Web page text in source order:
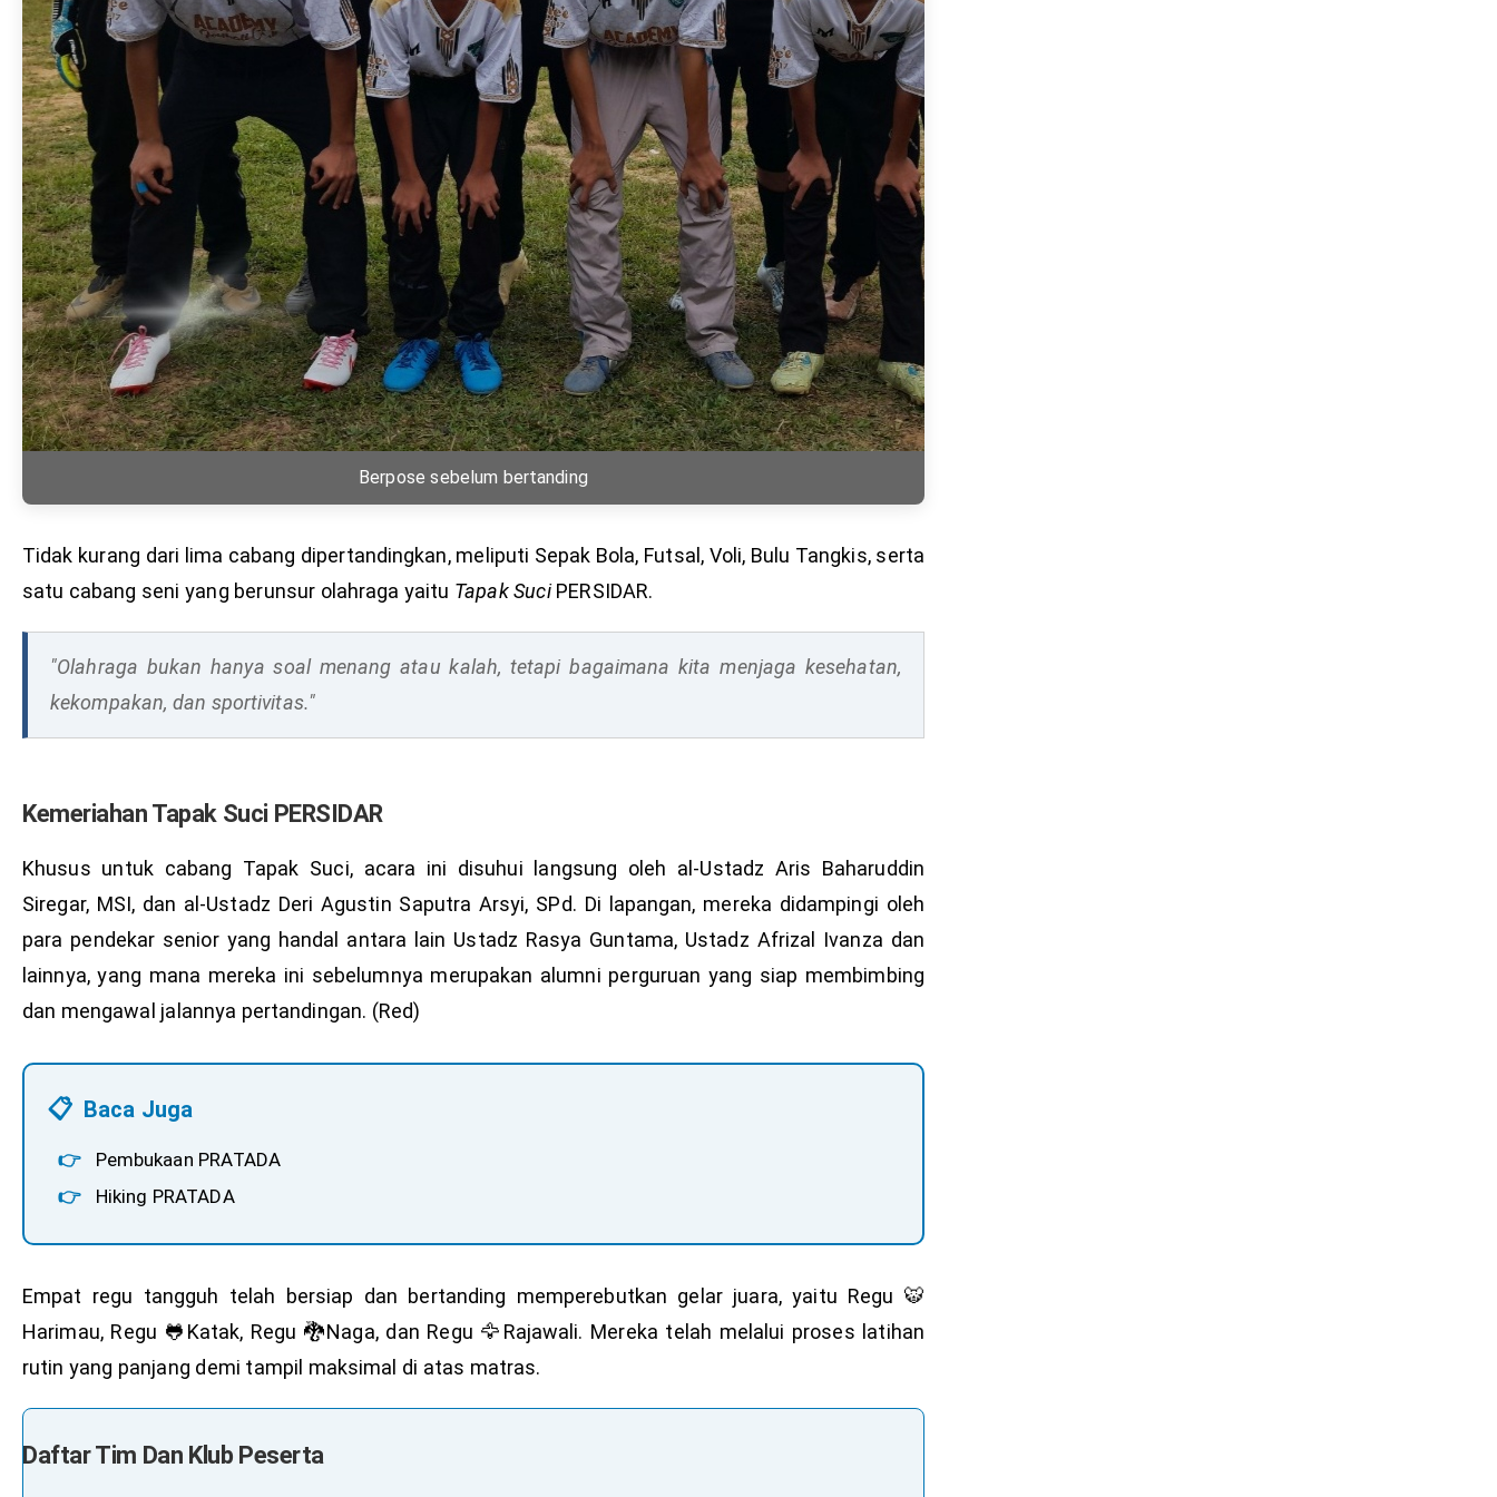
Berpose sebelum bertanding
Tidak kurang dari lima cabang dipertandingkan, meliputi Sepak Bola, Futsal, Voli, Bulu Tangkis, serta
satu cabang seni yang berunsur olahraga yaitu Tapak SuciPERSIDAR.
"Olahraga bukan hanya soal menang atau kalah, tetapi bagaimana kita menjaga kesehatan,
kekompakan, dan sportivitas."
Kemeriahan Tapak Suci PERSIDAR
Khusus untuk cabang Tapak Suci, acara ini disuhui langsung oleh al-Ustadz Aris Baharuddin
Siregar, MSI, dan al-Ustadz Deri Agustin Saputra Arsyi, SPd. Di lapangan, mereka didampingi oleh
para pendekar senior yang handal antara lain Ustadz Rasya Guntama, Ustadz Afrizal Ivanza dan
lainnya, yang mana mereka ini sebelumnya merupakan alumni perguruan yang siap membimbing
dan mengawal jalannya pertandingan. (Red)
📋 Baca Juga
👉
Pembukaan PRATADA
👉
Hiking PRATADA
Empat regu tangguh telah bersiap dan bertanding memperebutkan gelar juara, yaitu Regu 🐯
Harimau, Regu 🐸Katak, Regu 🐉Naga, dan Regu 🦅Rajawali. Mereka telah melalui proses latihan
rutin yang panjang demi tampil maksimal di atas matras.
Daftar Tim Dan Klub Peserta